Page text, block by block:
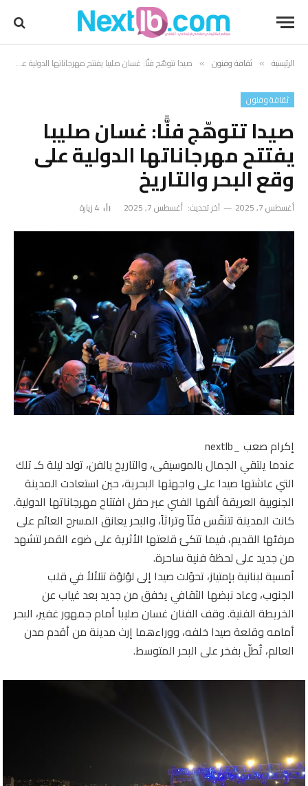
الرئيسية » ثقافة وفنون » صيدا تتوهّج فنًّا: غسان صليبا يفتتح مهرجاناتها الدولية على وقع البحر والتاريخ
ثقافة وفنون
صيدا تتوهّج فنًّا: غسان صليبا
يفتتح مهرجاناتها الدولية على
وقع البحر والتاريخ
أغسطس 7, 2025 آخر تحديث: أغسطس 7, 2025 4زيارة
إكرام صعب _nextlb
عندما يلتقي الجمال بالموسيقى، والتاريخ بالفن، تولد ليلة كـ تلك
التي عاشتها صيدا على واجهتها البحرية، حين استعادت المدينة
الجنوبية العريقة ألقها الفني عبر حفل افتتاح مهرجاناتها الدولية.
كانت المدينة تتنفّس فنّاً وتراثاً، والبحر يعانق المسرح العائم على
مرفئها القديم، فيما تتكئ قلعتها الأثرية على ضوء القمر لتشهد
من جديد على لحظة فنية ساحرة.
أمسية لبنانية بإمتياز، تحوّلت صيدا إلى لؤلؤة تتلألأ في قلب
الجنوب، وعاد نبضها الثقافي يخفق من جديد بعد غياب عن
الخريطة الفنية. وقف الفنان غسان صليبا أمام جمهور غفير، البحر
أمامه وقلعة صيدا خلفه، ووراءهما إرث مدينة من أقدم مدن
العالم، تُطلّ بفخر على البحر المتوسط.